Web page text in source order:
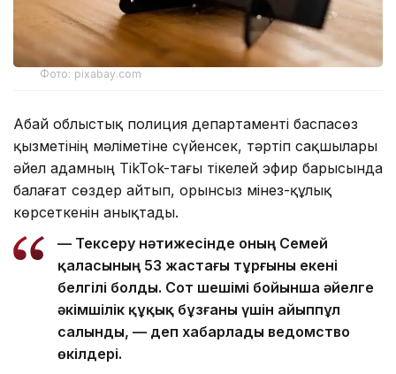
Фото: pixabay.com
Абай облыстық полиция департаменті баспасөз
қызметінің мәліметіне сүйенсек, тәртіп сақшылары
әйел адамның TikTok-тағы тікелей эфир барысында
балағат сөздер айтып, орынсыз мінез-құлық
көрсеткенін анықтады.
— Тексеру нәтижесінде оның Семей
қаласының 53 жастағы тұрғыны екені
белгілі болды. Сот шешімі бойынша әйелге
әкімшілік құқық бұзғаны үшін айыппұл
салынды, — деп хабарлады ведомство
өкілдері.